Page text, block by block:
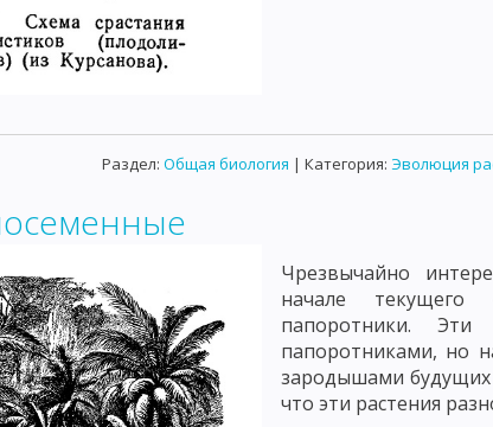
Раздел: Общая биология | Категория: Эволюция
Чрезвычайно
начале текущего
папоротники.
папоротниками, но
зародышами будущих
что эти растения